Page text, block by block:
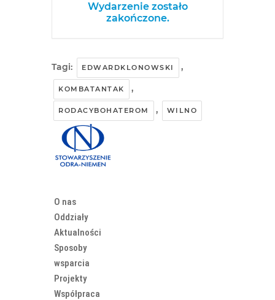
Wydarzenie zostało
zakończone.
Tagi: EDWARDKLONOWSKI ,
KOMBATANTAK ,
RODACYBOHATEROM , WILNO
O nas
Oddziały
Aktualności
Sposoby
wsparcia
Projekty
Współpraca